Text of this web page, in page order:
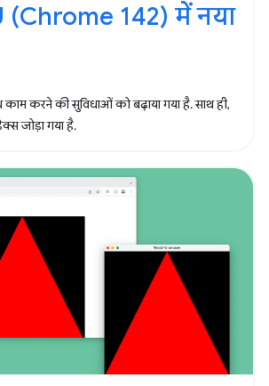
(Chrome 142) में नया
करने की सुविधाओं को बढ़ाया गया है. साथ ही,
जोड़ा गया है.